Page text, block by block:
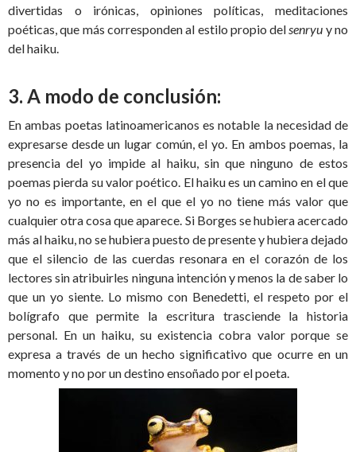
divertidas o irónicas, opiniones políticas, meditaciones
poéticas, que más corresponden al estilo propio delsenryu y no
del haiku.
3. A modo de conclusión:
En ambas poetas latinoamericanos es notable la necesidad de
expresarse desde un lugar común, el yo. En ambos poemas, la
presencia del yo impide al haiku, sin que ninguno de estos
poemas pierda su valor poético. El haiku es un camino en el que
yo no es importante, en el que el yo no tiene más valor que
cualquier otra cosa que aparece. Si Borges se hubiera acercado
más al haiku, no se hubiera puesto de presente y hubiera dejado
que el silencio de las cuerdas resonara en el corazón de los
lectores sin atribuirles ninguna intención y menos la de saber lo
que un yo siente. Lo mismo con Benedetti, el respeto por el
bolígrafo que permite la escritura trasciende la historia
personal. En un haiku, su existencia cobra valor porque se
expresa a través de un hecho significativo que ocurre en un
momento y no por un destino ensoñado por el poeta.